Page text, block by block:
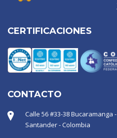
CERTIFICACIONES
CONTACTO
Calle 56 #33-38 Bucaramanga -
Santander - Colombia